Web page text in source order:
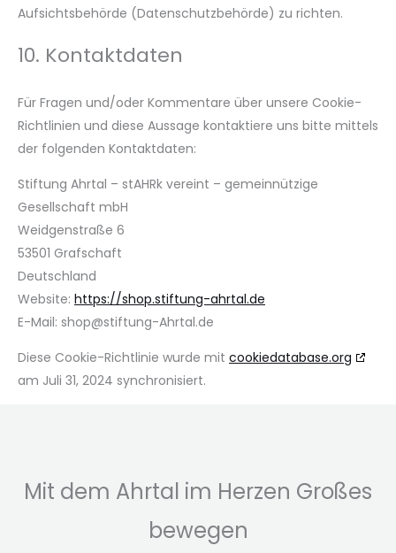
Aufsichtsbehörde (Datenschutzbehörde) zu richten.
10. Kontaktdaten
Für Fragen und/oder Kommentare über unsere Cookie-
Richtlinien und diese Aussage kontaktiere uns bitte mittels
der folgenden Kontaktdaten:
Stiftung Ahrtal – stAHRk vereint – gemeinnützige
Gesellschaft mbH
Weidgenstraße 6
53501 Grafschaft
Deutschland
Website: https://shop.stiftung-ahrtal.de
E-Mail: shop@stiftung-Ahrtal.de
Diese Cookie-Richtlinie wurde mit cookiedatabase.org
am Juli 31, 2024 synchronisiert.
Mit dem Ahrtal im Herzen Großes
bewegen